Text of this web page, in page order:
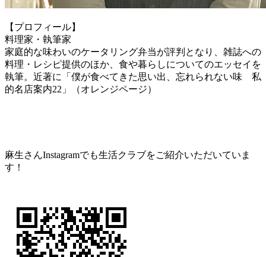
【プロフィール】
料理家・執筆家
家庭的な味わいのケータリング弁当が評判となり、雑誌への
料理・レシピ提供のほか、食や暮らしについてのエッセイを
執筆。近著に「僕が食べてきた思い出、忘れられない味 私
的名店案内22」（オレンジページ）
麻生さんInstagramでも生活クラブをご紹介いただいていま
す！